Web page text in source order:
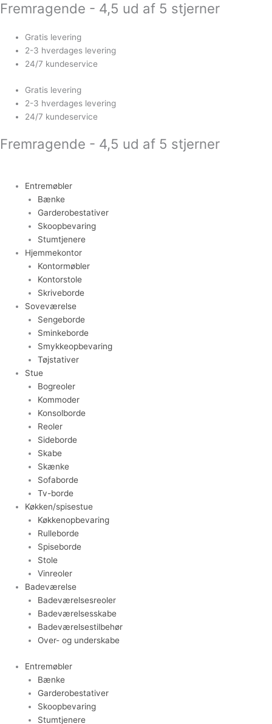
Gå
indholdet
Fremragende - 4,5 ud af 5 stjerner
Gratis levering
2-3 hverdages levering
24/7 kundeservice
Gratis levering
2-3 hverdages levering
24/7 kundeservice
Fremragende - 4,5 ud af 5 stjerner
Entremøbler
Bænke
Garderobestativer
Skoopbevaring
Stumtjenere
Hjemmekontor
Kontormøbler
Kontorstole
Skriveborde
Soveværelse
Sengeborde
Sminkeborde
Smykkeopbevaring
Tøjstativer
Stue
Bogreoler
Kommoder
Konsolborde
Reoler
Sideborde
Skabe
Skænke
Sofaborde
Tv-borde
Køkken/spisestue
Køkkenopbevaring
Rulleborde
Spiseborde
Stole
Vinreoler
Badeværelse
Badeværelsesreoler
Badeværelsesskabe
Badeværelsestilbehør
Over- og underskabe
Entremøbler
Bænke
Garderobestativer
Skoopbevaring
Stumtjenere
Guldfarvet
hamret